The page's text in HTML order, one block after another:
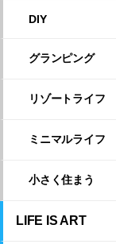
DIY
グランピング
リゾートライフ
ミニマルライフ
小さく住まう
LIFE IS ART